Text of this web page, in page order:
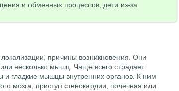
и обменных процессов, дети из-за
причины возникновения. Они
несколько мышц. Чаще всего страдает
и гладкие мышцы внутренних органов. К ним
мозга, приступ стенокардии, почечная или